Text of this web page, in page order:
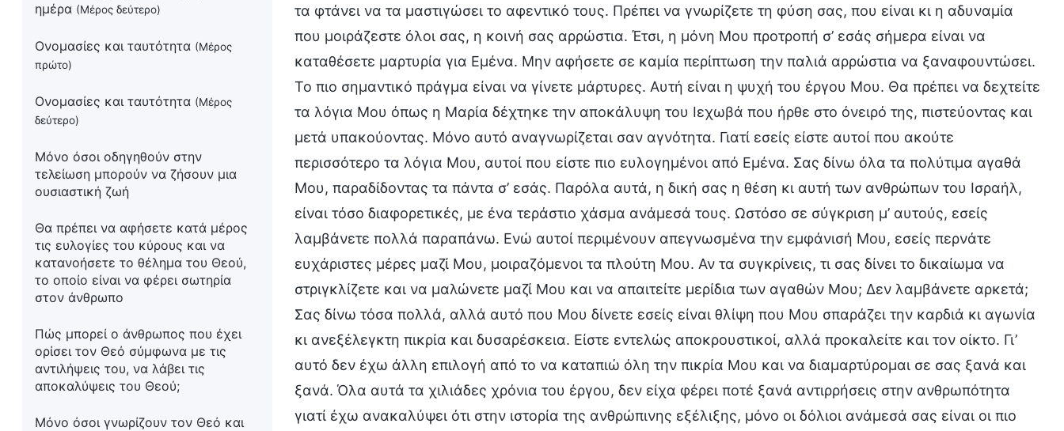
ημέρα (Μέρος δεύτερο)
Ονομασίες και ταυτότητα (Μέρος
πρώτο)
Ονομασίες και ταυτότητα (Μέρος
δεύτερο)
Μόνο όσοι οδηγηθούν στην
τελείωση μπορούν να ζήσουν μια
ουσιαστική ζωή
Θα πρέπει να αφήσετε κατά μέρος
τις ευλογίες του κύρους και να
κατανοήσετε το θέλημα του Θεού,
το οποίο είναι να φέρει σωτηρία
στον άνθρωπο
Πώς μπορεί ο άνθρωπος που έχει
ορίσει τον Θεό σύμφωνα με τις
αντιλήψεις του, να λάβει τις
αποκαλύψεις του Θεού;
Μόνο όσοι γνωρίζουν τον Θεό και
τα φτάνει να τα μαστιγώσει το αφεντικό τους. Πρέπει να γνωρίζετε τη φύση σας, που είναι κι η αδυναμία
που μοιράζεστε όλοι σας, η κοινή σας αρρώστια. Έτσι, η μόνη Μου προτροπή σ’ εσάς σήμερα είναι να
καταθέσετε μαρτυρία για Εμένα. Μην αφήσετε σε καμία περίπτωση την παλιά αρρώστια να ξαναφουντώσει.
Το πιο σημαντικό πράγμα είναι να γίνετε μάρτυρες. Αυτή είναι η ψυχή του έργου Μου. Θα πρέπει να δεχτείτε
τα λόγια Μου όπως η Μαρία δέχτηκε την αποκάλυψη του Ιεχωβά που ήρθε στο όνειρό της, πιστεύοντας και
μετά υπακούοντας. Μόνο αυτό αναγνωρίζεται σαν αγνότητα. Γιατί εσείς είστε αυτοί που ακούτε
περισσότερο τα λόγια Μου, αυτοί που είστε πιο ευλογημένοι από Εμένα. Σας δίνω όλα τα πολύτιμα αγαθά
Μου, παραδίδοντας τα πάντα σ’ εσάς. Παρόλα αυτά, η δική σας η θέση κι αυτή των ανθρώπων του Ισραήλ,
είναι τόσο διαφορετικές, με ένα τεράστιο χάσμα ανάμεσά τους. Ωστόσο σε σύγκριση μ’ αυτούς, εσείς
λαμβάνετε πολλά παραπάνω. Ενώ αυτοί περιμένουν απεγνωσμένα την εμφάνισή Μου, εσείς περνάτε
ευχάριστες μέρες μαζί Μου, μοιραζόμενοι τα πλούτη Μου. Αν τα συγκρίνεις, τι σας δίνει το δικαίωμα να
στριγκλίζετε και να μαλώνετε μαζί Μου και να απαιτείτε μερίδια των αγαθών Μου; Δεν λαμβάνετε αρκετά;
Σας δίνω τόσα πολλά, αλλά αυτό που Μου δίνετε εσείς είναι θλίψη που Μου σπαράζει την καρδιά κι αγωνία
κι ανεξέλεγκτη πικρία και δυσαρέσκεια. Είστε εντελώς αποκρουστικοί, αλλά προκαλείτε και τον οίκτο. Γι’
αυτό δεν έχω άλλη επιλογή από το να καταπιώ όλη την πικρία Μου και να διαμαρτύρομαι σε σας ξανά και
ξανά. Όλα αυτά τα χιλιάδες χρόνια του έργου, δεν είχα φέρει ποτέ ξανά αντιρρήσεις στην ανθρωπότητα
γιατί έχω ανακαλύψει ότι στην ιστορία της ανθρώπινης εξέλιξης, μόνο οι δόλιοι ανάμεσά σας είναι οι πιο